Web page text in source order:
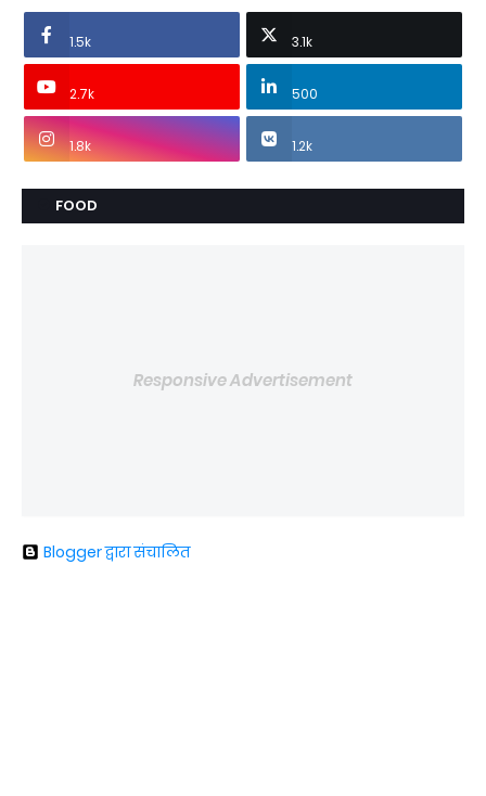
1.5k 3.1k
2.7k 500
1.8k 1.2k
FOOD
Responsive Advertisement
Blogger द्वारा संचालित